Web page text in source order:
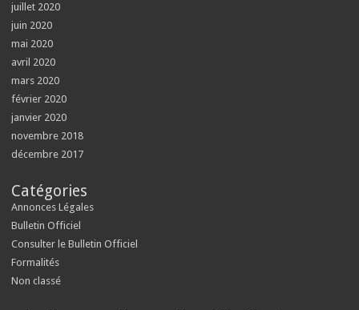
juillet 2020
juin 2020
mai 2020
avril 2020
mars 2020
février 2020
janvier 2020
novembre 2018
décembre 2017
Catégories
Annonces Légales
Bulletin Officiel
Consulter le Bulletin Officiel
Formalités
Non classé